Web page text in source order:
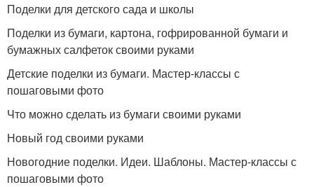
бумаги
Поделки для детского сада и школы
Поделки из бумаги, картона, гофрированной бумаги и
бумажных салфеток своими руками
Детские поделки из бумаги. Мастер-классы с
пошаговыми фото
Что можно сделать из бумаги своими руками
Новый год своими руками
Новогодние поделки. Идеи. Шаблоны. Мастер-классы с
пошаговыми фото